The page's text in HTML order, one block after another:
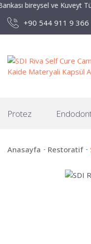
ve Kuveyt Türk
+90 544 911 9 366
Protez
Anasayfa Restoratif